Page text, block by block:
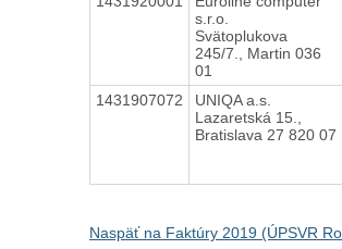
s.r.o.
Svätoplukova
245/7., Martin 036
01
1431907072
UNIQA a.s.
Lazaretská 15.,
Bratislava 27 820 07
Naspäť na Faktúry 2019 (ÚPSVR